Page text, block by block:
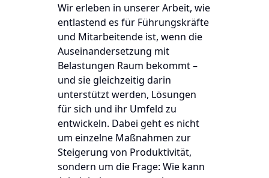
Wir erleben in unserer Arbeit, wie
entlastend es für Führungskräfte
und Mitarbeitende ist, wenn die
Auseinandersetzung mit
Belastungen Raum bekommt –
und sie gleichzeitig darin
unterstützt werden, Lösungen
für sich und ihr Umfeld zu
entwickeln. Dabei geht es nicht
um einzelne Maßnahmen zur
Steigerung von Produktivität,
sondern um die Frage: Wie kann